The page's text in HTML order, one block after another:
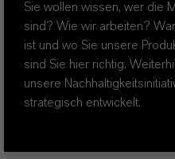
Sie wollen wissen, wer die
sind? Wie wir arbeiten?
ist und wo Sie unsere
sind Sie hier richtig.
unsere
strategisch entwickelt.